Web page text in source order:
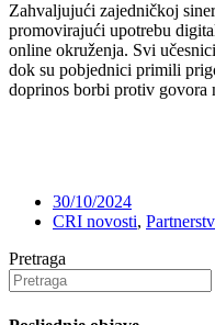
Zahvaljujući zajedničkoj
promovirajući upotrebu
online okruženja. Svi
dok su pobjednici primili
doprinos borbi protiv govora
30/10/2024
CRI novosti,
Pretraga